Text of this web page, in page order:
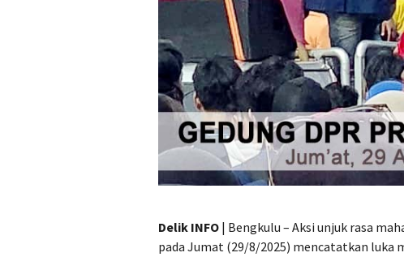
Delik INFO | Bengkulu – Aksi unjuk rasa
pada Jumat (29/8/2025) mencatatkan luka